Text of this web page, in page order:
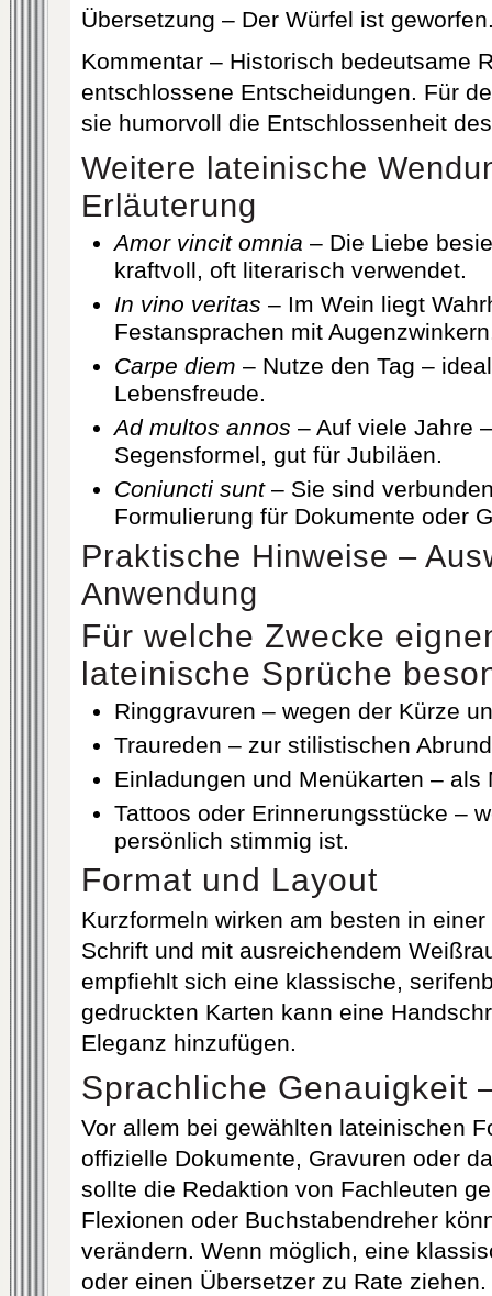
Übersetzung – Der Würfel ist
Kommentar – Historisch bedeutsame
entschlossene Entscheidungen. Für
sie humorvoll die Entschlossenheit
Weitere lateinische
Erläuterung
Amor vincit omnia – Die Liebe
kraftvoll, oft literarisch verwendet.
In vino veritas – Im Wein liegt
Festansprachen mit
Carpe diem – Nutze den Tag –
Lebensfreude.
Ad multos annos – Auf viele Jahre
Segensformel, gut für Jubiläen.
Coniuncti sunt– Sie sind
Formulierung für Dokumente oder
Praktische Hinweise –
Anwendung
Für welche Zwecke
lateinische Sprüche
Ringgravuren – wegen der Kürze
Traureden – zur stilistischen
Einladungen und Menükarten – als
Tattoos oder Erinnerungsstücke –
persönlich stimmig ist.
Format und Layout
Kurzformeln wirken am besten in
Schrift und mit ausreichendem
empfiehlt sich eine klassische,
gedruckten Karten kann eine
Eleganz hinzufügen.
Sprachliche Genauigkeit
Vor allem bei gewählten lateinischen
offizielle Dokumente, Gravuren oder
sollte die Redaktion von Fachleuten
Flexionen oder Buchstabendreher
verändern. Wenn möglich, eine
oder einen Übersetzer zu Rate ziehen.